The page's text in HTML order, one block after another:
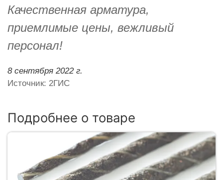
Качественная арматура,
приемлимые цены, вежливый
персонал!
8 сентября 2022 г.
Источник: 2ГИС
Подробнее о товаре